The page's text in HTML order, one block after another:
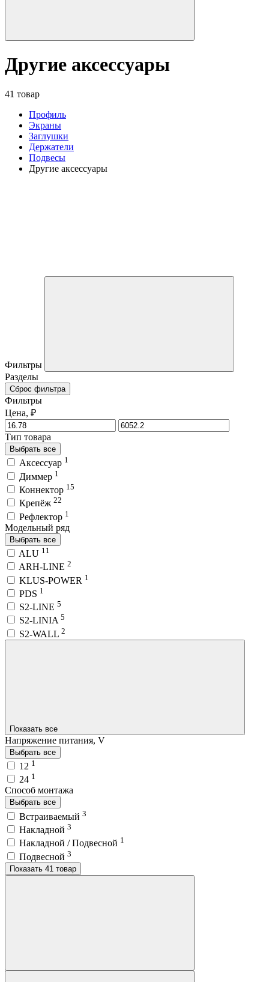
Другие аксессуары
41 товар
Профиль
Экраны
Заглушки
Держатели
Подвесы
Другие аксессуары
Фильтры
Разделы
Сброс фильтра
Фильтры
Цена, ₽
Тип товара
Выбрать все
Аксессуар 1
Диммер 1
Коннектор 15
Крепёж 22
Рефлектор 1
Модельный ряд
Выбрать все
ALU 11
ARH-LINE 2
KLUS-POWER 1
PDS 1
S2-LINE 5
S2-LINIA 5
S2-WALL 2
Показать все
Напряжение питания, V
Выбрать все
12 1
24 1
Способ монтажа
Выбрать все
Встраиваемый 3
Накладной 3
Накладной / Подвесной 1
Подвесной 3
Показать 41 товар